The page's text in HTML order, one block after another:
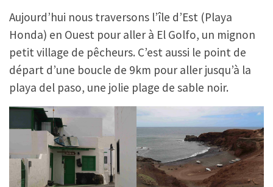
Aujourd’hui nous traversons l’île d’Est (Playa
Honda) en Ouest pour aller à El Golfo, un mignon
petit village de pêcheurs. C’est aussi le point de
départ d’une boucle de 9km pour aller jusqu’à la
playa del paso, une jolie plage de sable noir.